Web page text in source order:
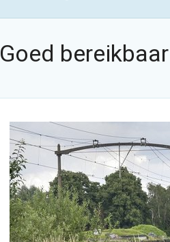
Goed